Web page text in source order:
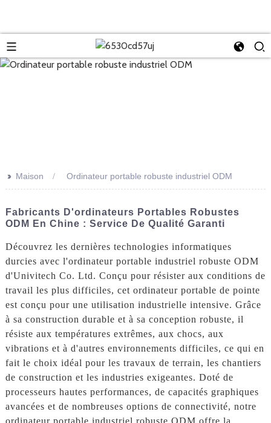
>> Maison Ordinateur portable robuste industriel ODM
Fabricants D'ordinateurs Portables Robustes
ODM En Chine : Service De Qualité Garanti
Découvrez les dernières technologies informatiques
durcies avec l'ordinateur portable industriel robuste ODM
d'Univitech Co. Ltd. Conçu pour résister aux conditions de
travail les plus difficiles, cet ordinateur portable de pointe
est conçu pour une utilisation industrielle intensive. Grâce
à sa construction durable et à sa conception robuste, il
résiste aux températures extrêmes, aux chocs, aux
vibrations et à d'autres environnements difficiles, ce qui en
fait le choix idéal pour les travaux de terrain, les chantiers
de construction et les industries exigeantes. Doté de
processeurs hautes performances, de capacités graphiques
avancées et de nombreuses options de connectivité, notre
ordinateur portable industriel robuste ODM offre la